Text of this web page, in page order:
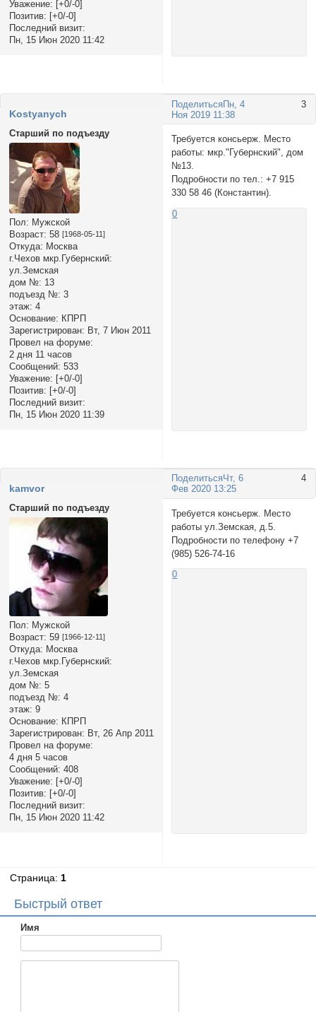
Уважение: [+0/-0]
Позитив: [+0/-0]
Последний визит:
Пн, 15 Июн 2020 11:42
Поделиться 3
Пн, 4
Ноя 2019 11:38
Kostyanych
Старший по подъезду
Пол: Мужской
Возраст: 58 [1968-05-11]
Откуда: Москва
г.Чехов мкр.Губернский:
ул.Земская
дом №: 13
подъезд №: 3
этаж: 4
Основание: КПРП
Зарегистрирован: Вт, 7 Июн 2011
Провел на форуме:
2 дня 11 часов
Сообщений: 533
Уважение: [+0/-0]
Позитив: [+0/-0]
Последний визит:
Пн, 15 Июн 2020 11:39
Требуется консьерж. Место
работы: мкр."Губернский", дом
№13.
Подробности по тел.: +7 915
330 58 46 (Константин).
0
Поделиться 4
Чт, 6
Фев 2020 13:25
kamvor
Старший по подъезду
Пол: Мужской
Возраст: 59 [1966-12-11]
Откуда: Москва
г.Чехов мкр.Губернский:
ул.Земская
дом №: 5
подъезд №: 4
этаж: 9
Основание: КПРП
Зарегистрирован: Вт, 26 Апр 2011
Провел на форуме:
4 дня 5 часов
Сообщений: 408
Уважение: [+0/-0]
Позитив: [+0/-0]
Последний визит:
Пн, 15 Июн 2020 11:42
Требуется консьерж. Место
работы ул.Земская, д.5.
Подробности по телефону +7
(985) 526-74-16
0
Страница: 1
Быстрый ответ
Имя